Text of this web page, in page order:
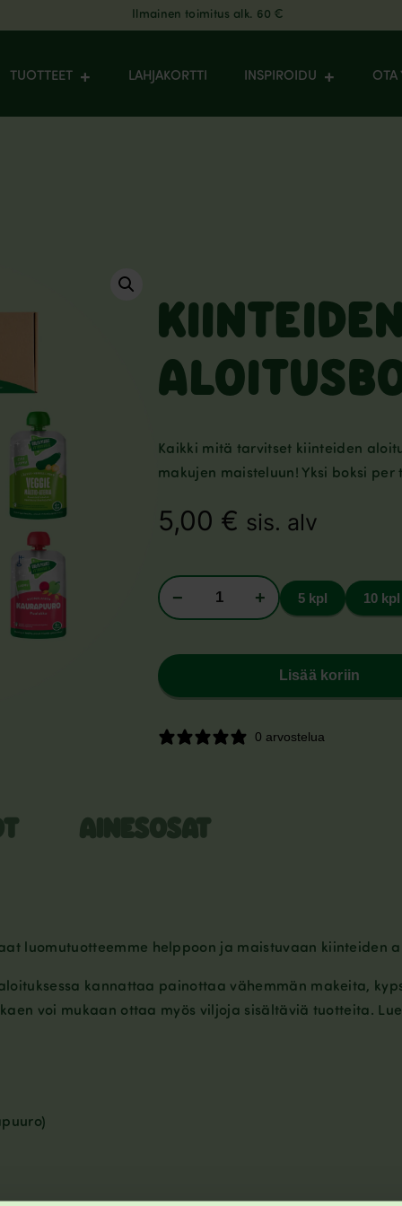
Ilmainen toimitus alk. 60 €
TUOTTEET LAHJAKORTTI INSPIROIDU OTA
Kaikki mitä tarvitset kiinteiden
makujen maisteluun! Yksi boksi per
5,00 € sis. alv
− + 5 kpl 10 kpl
Lisää koriin
0 arvostelua
AINESOSAT
luomutuotteemme helppoon ja maistuvaan kiinteiden
kannattaa painottaa vähemmän makeita,
voi mukaan ottaa myös viljoja sisältäviä tuotteita.